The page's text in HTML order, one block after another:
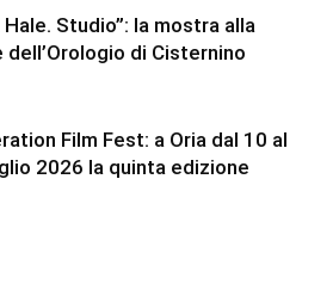
Hale. Studio”: la mostra alla
dell’Orologio di Cisternino
Film Fest: a Oria dal 10 al
2026 la quinta edizione